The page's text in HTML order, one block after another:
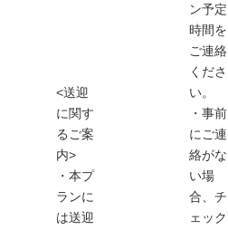
<送迎
に関す
るご案
内>
・本プ
ランに
は送迎
ン予定
時間を
ご連絡
くださ
い。
・事前
にご連
絡がな
い場
合、チ
ェック